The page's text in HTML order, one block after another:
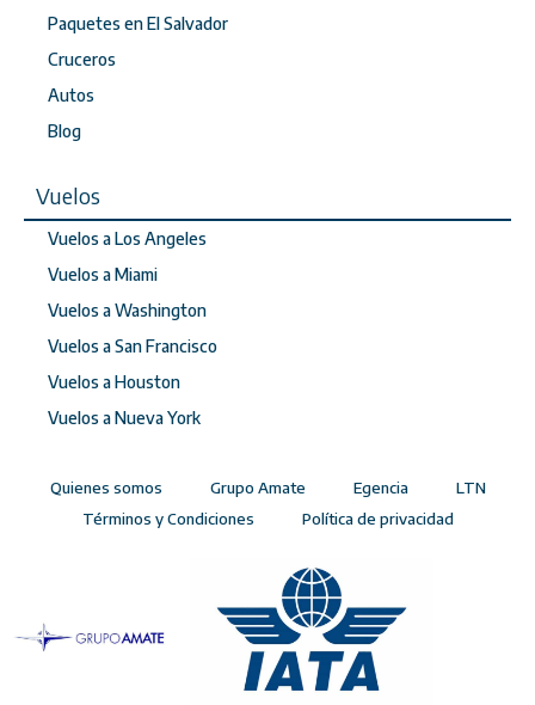
Paquetes en El Salvador
Cruceros
Autos
Blog
Vuelos
Vuelos a Los Angeles
Vuelos a Miami
Vuelos a Washington
Vuelos a San Francisco
Vuelos a Houston
Vuelos a Nueva York
Quienes somos Grupo Amate Egencia
LTN
Términos y Condiciones
Política de privacidad